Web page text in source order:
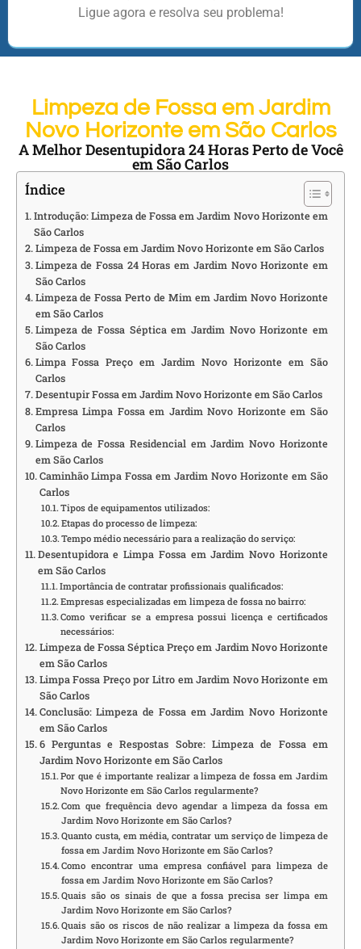
Ligue agora e resolva seu problema!
Limpeza de Fossa em Jardim
Novo Horizonte em São Carlos
A Melhor Desentupidora 24 Horas Perto de Você
em São Carlos
Índice
Introdução: Limpeza de Fossa em Jardim Novo Horizonte em
São Carlos
Limpeza de Fossa em Jardim Novo Horizonte em São Carlos
Limpeza de Fossa 24 Horas em Jardim Novo Horizonte em
São Carlos
Limpeza de Fossa Perto de Mim em Jardim Novo Horizonte
em São Carlos
Limpeza de Fossa Séptica em Jardim Novo Horizonte em
São Carlos
Limpa Fossa Preço em Jardim Novo Horizonte em São
Carlos
Desentupir Fossa em Jardim Novo Horizonte em São Carlos
Empresa Limpa Fossa em Jardim Novo Horizonte em São
Carlos
Limpeza de Fossa Residencial em Jardim Novo Horizonte
em São Carlos
Caminhão Limpa Fossa em Jardim Novo Horizonte em São
Carlos
Tipos de equipamentos utilizados:
Etapas do processo de limpeza:
Tempo médio necessário para a realização do serviço:
Desentupidora e Limpa Fossa em Jardim Novo Horizonte
em São Carlos
Importância de contratar profissionais qualificados:
Empresas especializadas em limpeza de fossa no bairro:
Como verificar se a empresa possui licença e certificados
necessários:
Limpeza de Fossa Séptica Preço em Jardim Novo Horizonte
em São Carlos
Limpa Fossa Preço por Litro em Jardim Novo Horizonte em
São Carlos
Conclusão: Limpeza de Fossa em Jardim Novo Horizonte
em São Carlos
6 Perguntas e Respostas Sobre: Limpeza de Fossa em
Jardim Novo Horizonte em São Carlos
Por que é importante realizar a limpeza de fossa em Jardim
Novo Horizonte em São Carlos regularmente?
Com que frequência devo agendar a limpeza da fossa em
Jardim Novo Horizonte em São Carlos?
Quanto custa, em média, contratar um serviço de limpeza de
fossa em Jardim Novo Horizonte em São Carlos?
Como encontrar uma empresa confiável para limpeza de
fossa em Jardim Novo Horizonte em São Carlos?
Quais são os sinais de que a fossa precisa ser limpa em
Jardim Novo Horizonte em São Carlos?
Quais são os riscos de não realizar a limpeza da fossa em
Jardim Novo Horizonte em São Carlos regularmente?